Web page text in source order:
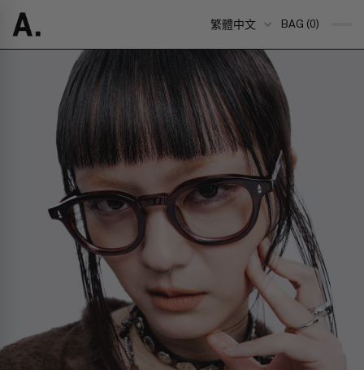
繁體中文 BAG (0)